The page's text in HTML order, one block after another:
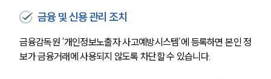
형사전문변호사
소식/자료
금융 및 신용 관리 조치
금융감독원 ‘개인정보노출자 사고예방시스템’에 등록하면 본인 정
보가 금융거래에 사용되지 않도록 차단할 수 있습니다.